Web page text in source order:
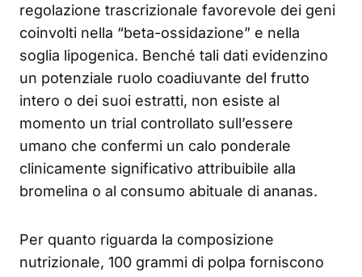
regolazione trascrizionale favorevole dei geni
coinvolti nella “beta-ossidazione” e nella
soglia lipogenica. Benché tali dati evidenzino
un potenziale ruolo coadiuvante del frutto
intero o dei suoi estratti, non esiste al
momento un trial controllato sull’essere
umano che confermi un calo ponderale
clinicamente significativo attribuibile alla
bromelina o al consumo abituale di ananas.
Per quanto riguarda la composizione
nutrizionale, 100 grammi di polpa forniscono